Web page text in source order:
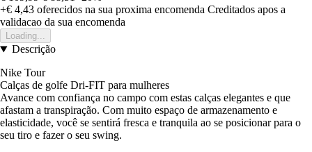
+€ 4,43 oferecidos na sua proxima encomenda Creditados apos a
validacao da sua encomenda
Loading...
Descrição
Nike Tour
Calças de golfe Dri-FIT para mulheres
Avance com confiança no campo com estas calças elegantes e que
afastam a transpiração. Com muito espaço de armazenamento e
elasticidade, você se sentirá fresca e tranquila ao se posicionar para o
seu tiro e fazer o seu swing.